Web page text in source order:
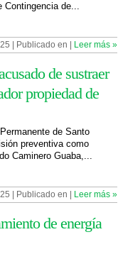
Contingencia de...
| Publicado en | Leer más »
de sustraer
propiedad de
de Santo
preventiva como
Caminero Guaba,...
| Publicado en | Leer más »
de energía